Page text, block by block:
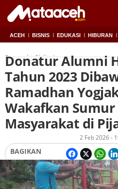
ACEH BISNIS EDUKASI HIBURAN
Beranda Pidie Jaya
Donatur Alumni
Tahun 2023
Ramadhan
Wakafkan Sumur
Masyarakat di
2 Feb 2026 -
BAGIKAN